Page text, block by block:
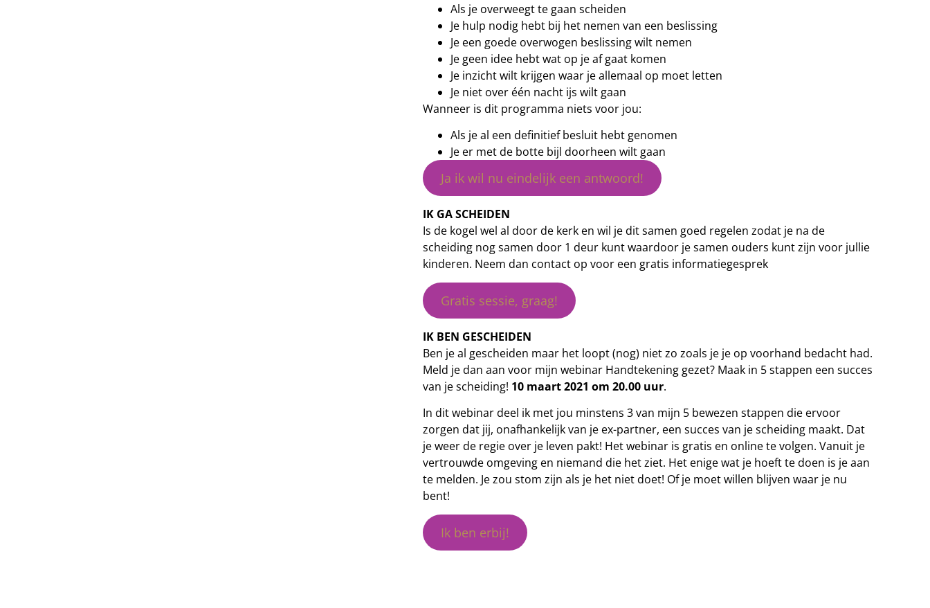
Als je overweegt te gaan scheiden
Je hulp nodig hebt bij het nemen van een beslissing
Je een goede overwogen beslissing wilt nemen
Je geen idee hebt wat op je af gaat komen
Je inzicht wilt krijgen waar je allemaal op moet letten
Je niet over één nacht ijs wilt gaan
Wanneer is dit programma niets voor jou:
Als je al een definitief besluit hebt genomen
Je er met de botte bijl doorheen wilt gaan
Ja ik wil nu eindelijk een antwoord!
IK GA SCHEIDEN
Is de kogel wel al door de kerk en wil je dit samen goed regelen zodat je na de
scheiding nog samen door 1 deur kunt waardoor je samen ouders kunt zijn voor jullie
kinderen. Neem dan contact op voor een gratis informatiegesprek
Gratis sessie, graag!
IK BEN GESCHEIDEN
Ben je al gescheiden maar het loopt (nog) niet zo zoals je je op voorhand bedacht had.
Meld je dan aan voor mijn webinar Handtekening gezet? Maak in 5 stappen een succes
van je scheiding! 10 maart 2021 om 20.00 uur.
In dit webinar deel ik met jou minstens 3 van mijn 5 bewezen stappen die ervoor
zorgen dat jij, onafhankelijk van je ex-partner, een succes van je scheiding maakt. Dat
je weer de regie over je leven pakt! Het webinar is gratis en online te volgen. Vanuit je
vertrouwde omgeving en niemand die het ziet. Het enige wat je hoeft te doen is je aan
te melden. Je zou stom zijn als je het niet doet! Of je moet willen blijven waar je nu
bent!
Ik ben erbij!